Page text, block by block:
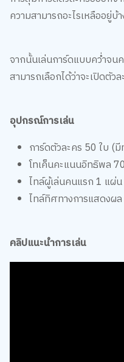
ความสามารถอะไรเหลืออยู่บ้
จากนั้นเล่นการ์ดแบบคว่ำจน
สามารถเลือกได้ว่าจะเปิดตัว
อุปกรณ์การเล่น
การ์ดตัวละคร 50 ใบ (
โทเค็นคะแนนอิทธิพล
ไทล์ผู้เล่นคนแรก 1 แผ่น
ไทล์ทิศทางการแสดงผ
คลิปแนะนำการเล่น